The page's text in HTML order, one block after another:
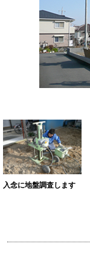
入念に地盤調査します